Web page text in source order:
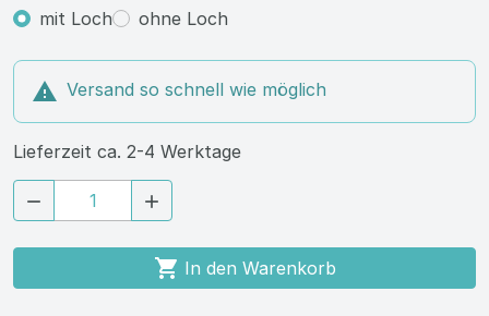
mit Loch
ohne Loch
 Versand so schnell wie möglich
Lieferzeit ca. 2-4 Werktage
 
 In den Warenkorb